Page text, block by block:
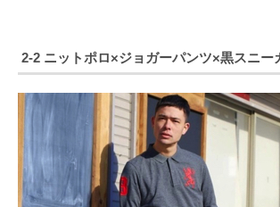
2-2 ニットポロ×ジョガーパンツ×黒スニー